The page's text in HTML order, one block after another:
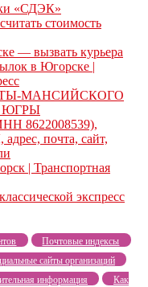
«СДЭК»
стоимость
— вызвать курьера
в Югорске |
МАНСИЙСКОГО
ЮГРЫ
8622008539),
почта, сайт,
| Транспортная
экспресс
Почтовые индексы
сайты организаций
информация
Как